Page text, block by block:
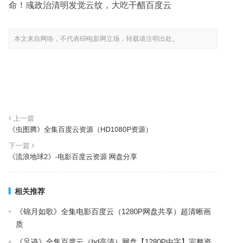
命！彧政治清明发觉云纹，大吃干醋百度云
本文来自网络，不代表69电影网立场，转载请注明出处。
上一篇
《虫图腾》全集百度云资源（HD1080P资源）
下一篇
《流浪地球2》-电影百度云资源 网盘分享
相关推荐
《锦月如歌》全集电影百度云（1280P网盘共享）超清晰画
质